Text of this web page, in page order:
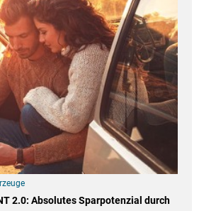
2.0: Absolutes Sparpotenzial durch